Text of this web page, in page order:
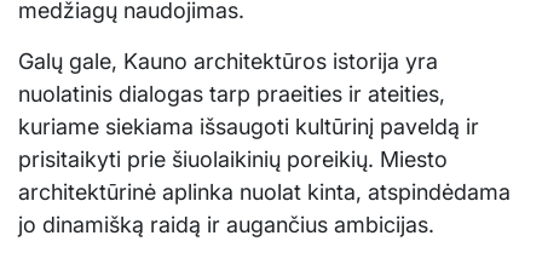
medžiagų naudojimas.
Galų gale, Kauno architektūros istorija yra
nuolatinis dialogas tarp praeities ir ateities,
kuriame siekiama išsaugoti kultūrinį paveldą ir
prisitaikyti prie šiuolaikinių poreikių. Miesto
architektūrinė aplinka nuolat kinta, atspindėdama
jo dinamišką raidą ir augančius ambicijas.